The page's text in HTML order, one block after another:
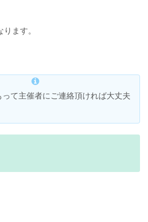
ます。
て主催者にご連絡頂ければ大丈夫